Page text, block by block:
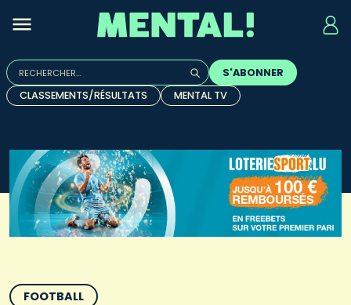
Rechercher :
Quand les résultats de l'auto-complétion sont
S'ABONNER
CLASSEMENTS/RÉSULTATS
MENTAL TV
FOOTBALL